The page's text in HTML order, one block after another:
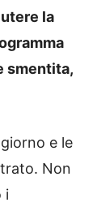
la
smentita,
e le
Non
i